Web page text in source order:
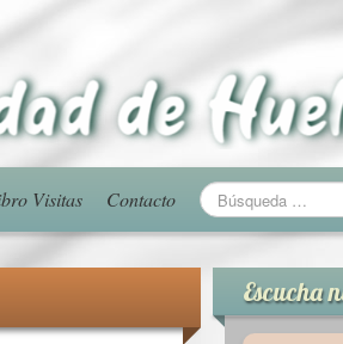
Visitas Contacto
Escucha